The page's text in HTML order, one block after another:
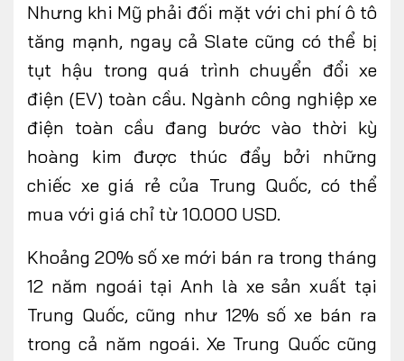
Nhưng khi Mỹ phải đối mặt với chi phí ô tô
tăng mạnh, ngay cả Slate cũng có thể bị
tụt hậu trong quá trình chuyển đổi xe
điện (EV) toàn cầu. Ngành công nghiệp xe
điện toàn cầu đang bước vào thời kỳ
hoàng kim được thúc đẩy bởi những
chiếc xe giá rẻ của Trung Quốc, có thể
mua với giá chỉ từ 10.000 USD.
Khoảng 20% ​​số xe mới bán ra trong tháng
12 năm ngoái tại Anh là xe sản xuất tại
Trung Quốc, cũng như 12% số xe bán ra
trong cả năm ngoái. Xe Trung Quốc cũng